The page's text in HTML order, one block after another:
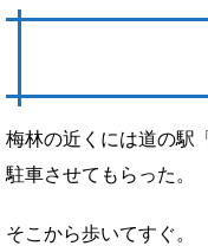
梅林の近くには道の駅「
駐車させてもらった。
そこから歩いてすぐ。